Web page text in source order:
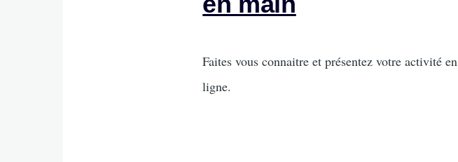
Intro
Faites vous connaitre et présentez votre activité en
ligne.